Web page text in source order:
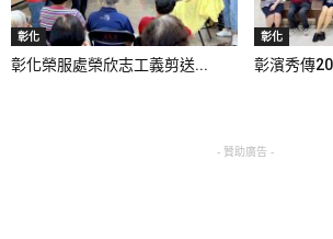
彰化
彰化榮服處榮欣志工義剪送...
彰化
彰濱秀傳
- 贊助廣告 -